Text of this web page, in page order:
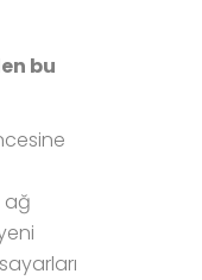
bu
ağ